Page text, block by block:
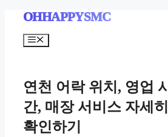
content
OHHAPPYSMC
Menu
연천 어락 위치, 영업 시
간, 매장 서비스 자세히
확인하기